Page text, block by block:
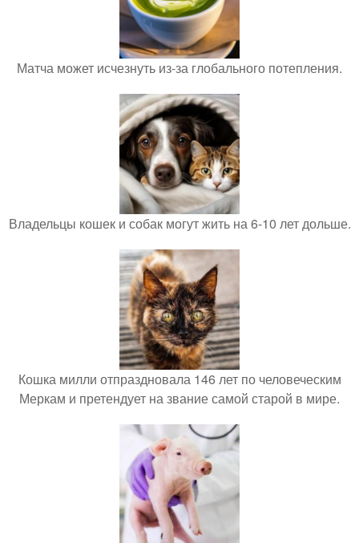
Матча может исчезнуть из-за глобального потепления.
Владельцы кошек и собак могут жить на 6-10 лет дольше.
Кошка милли отпраздновала 146 лет по человеческим
Меркам и претендует на звание самой старой в мире.